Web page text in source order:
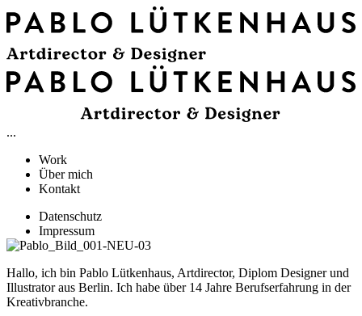
...
Work
Über mich
Kontakt
Datenschutz
Impressum
Hallo, ich bin Pablo Lütkenhaus, Artdirector, Diplom Designer und
Illustrator aus Berlin. Ich habe über 14 Jahre Berufserfahrung in der
Kreativbranche.